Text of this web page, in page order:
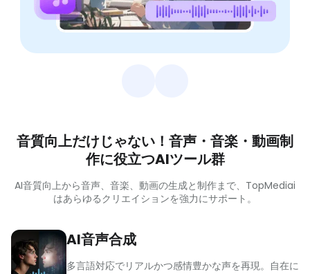
音質向上だけじゃない！音声・音楽・動画制
作に役立つAIツール群
AI音質向上から音声、音楽、動画の生成と制作まで、TopMediai
はあらゆるクリエイションを強力にサポート。
AI音声合成
多言語対応でリアルかつ感情豊かな声を再現。自在に